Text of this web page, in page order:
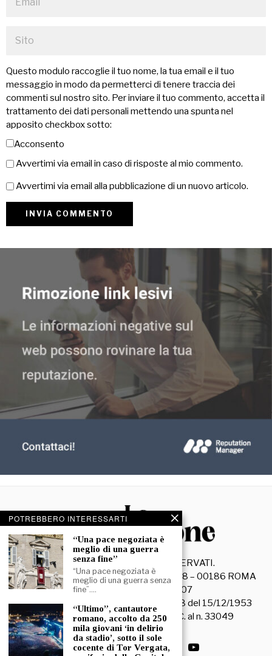
Questo modulo raccoglie il tuo nome, la tua email e il tuo
messaggio in modo da permetterci di tenere traccia dei
commenti sul nostro sito. Per inviare il tuo commento, accetta il
trattamento dei dati personali mettendo una spunta nel
apposito checkbox sotto:
Acconsento
Avvertimi via email in caso di risposte al mio commento.
Avvertimi via email alla pubblicazione di un nuovo articolo.
2026- TUTTI I DIRITTI RISERVATI.
La Discussione S.r.l. – Piazza Capranica, 78 – 00186 ROMA
C.F. e P. IVA 15045971007
Registrazione Tribunale di Roma n. 3628 del 15/12/1953
La società editrice è iscritta al R.O.C. al n. 33049
POTREBBERO INTERESSARTI
“Una pace negoziata è
meglio di una guerra
senza fine”
“Una pace negoziata è
meglio di una guerra senza
fine”.…
“Ultimo”, cantautore
romano, accolto da 250
mila giovani ‘in delirio
da stadio’, sotto il sole
cocente di Tor Vergata,